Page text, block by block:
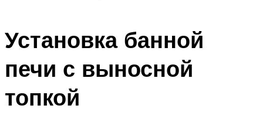
Установка банной
печи с выносной
топкой